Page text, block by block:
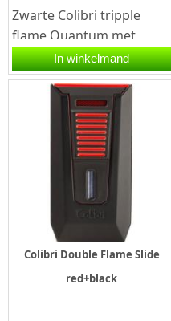
Zwarte Colibri tripple
flame Quantum met
sigaren knipper in zwarte
kleur.Deze Colibri...
In winkelmand
Colibri Double Flame Slide
red+black